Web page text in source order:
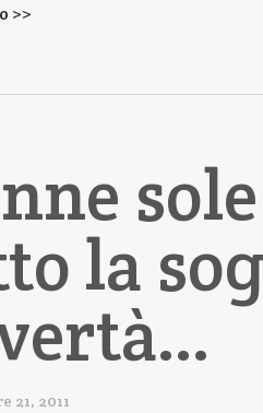
>>
la
21, 2011